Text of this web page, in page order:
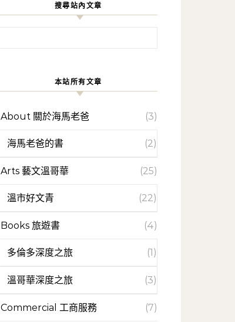
搜尋站內文章
本站所有文章
About 關於海馬老爸 (3)
海馬老爸的書 (2)
Arts 藝文溫哥華 (25)
溫市好文青 (22)
Books 旅遊書 (4)
多倫多深度之旅 (1)
溫哥華深度之旅 (3)
Commercial 工商服務 (7)